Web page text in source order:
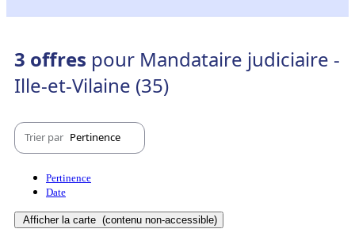
3 offres pour Mandataire judiciaire -
Ille-et-Vilaine (35)
Trier par Pertinence
Pertinence
Date
Afficher la carte (contenu non-accessible)